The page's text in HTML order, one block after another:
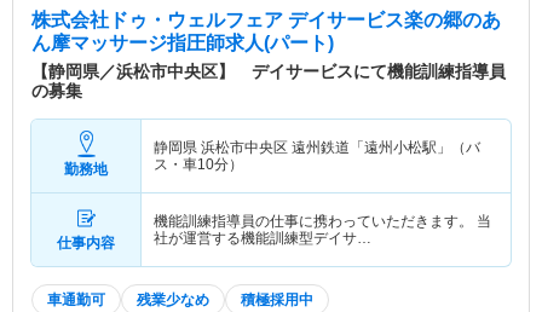
株式会社ドゥ・ウェルフェア デイサービス楽の郷のあ
ん摩マッサージ指圧師求人(パート)
【静岡県／浜松市中央区】 デイサービスにて機能訓練指導員
の募集
勤務地
静岡県 浜松市中央区 遠州鉄道「遠州小松駅」（バ
ス・車10分）
仕事内容
機能訓練指導員の仕事に携わっていただきます。 当
社が運営する機能訓練型デイサ…
車通勤可 残業少なめ 積極採用中